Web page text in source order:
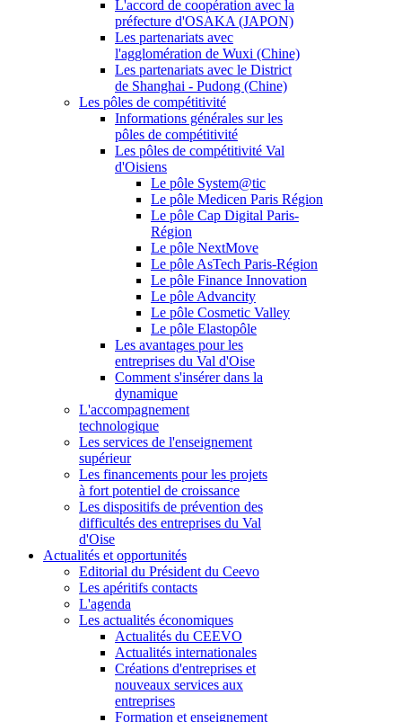
L'accord de coopération avec la
préfecture d'OSAKA (JAPON)
Les partenariats avec
l'agglomération de Wuxi (Chine)
Les partenariats avec le District
de Shanghai - Pudong (Chine)
Les pôles de compétitivité
Informations générales sur les
pôles de compétitivité
Les pôles de compétitivité Val
d'Oisiens
Le pôle System@tic
Le pôle Medicen Paris Région
Le pôle Cap Digital Paris-
Région
Le pôle NextMove
Le pôle AsTech Paris-Région
Le pôle Finance Innovation
Le pôle Advancity
Le pôle Cosmetic Valley
Le pôle Elastopôle
Les avantages pour les
entreprises du Val d'Oise
Comment s'insérer dans la
dynamique
L'accompagnement
technologique
Les services de l'enseignement
supérieur
Les financements pour les projets
à fort potentiel de croissance
Les dispositifs de prévention des
difficultés des entreprises du Val
d'Oise
Actualités et opportunités
Editorial du Président du Ceevo
Les apéritifs contacts
L'agenda
Les actualités économiques
Actualités du CEEVO
Actualités internationales
Créations d'entreprises et
nouveaux services aux
entreprises
Formation et enseignement